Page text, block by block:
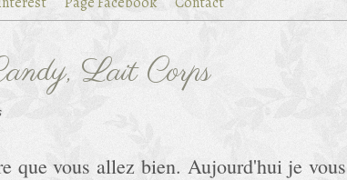
Lait Corps
que vous allez bien. Aujourd'hui je vous